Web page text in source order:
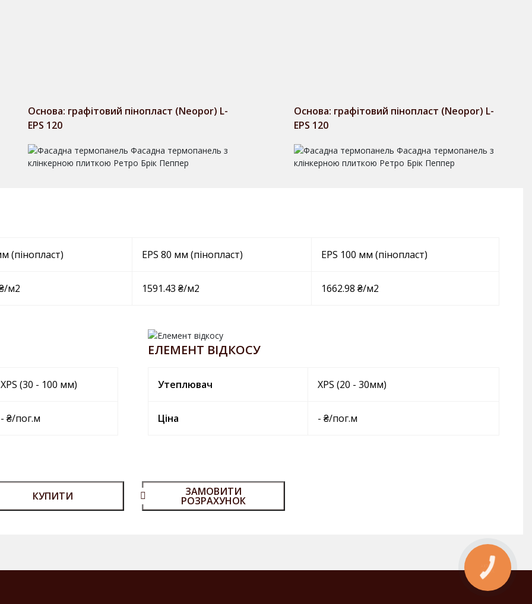
Основа: графітовий пінопласт (Neopor) L-
EPS 120
Основа: графітовий пінопласт (Neopor) L-
EPS 120
(пінопласт) EPS 80 мм (пінопласт) EPS 100 мм (пінопласт)
м2 1591.43 ₴/м2 1662.98 ₴/м2
XPS (30 - 100 мм)
- ₴/пог.м
ЕЛЕМЕНТ ВІДКОСУ
Утеплювач XPS (20 - 30мм)
Ціна - ₴/пог.м
КУПИТИ ЗАМОВИТИ
РОЗРАХУНОК
КНОПКА
ЗВ'ЯЗКУ